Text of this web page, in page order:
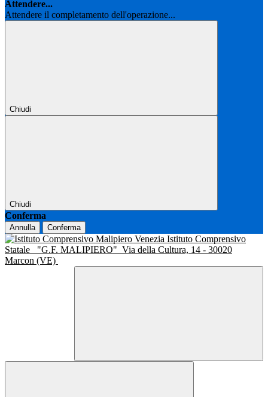
Attendere...
Attendere il completamento dell'operazione...
Chiudi
Chiudi
Conferma
Annulla Conferma
Istituto Comprensivo
Statale
"G.F. MALIPIERO" Via della Cultura, 14 - 30020
Marcon (VE)